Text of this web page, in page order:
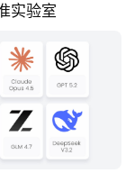
实验室